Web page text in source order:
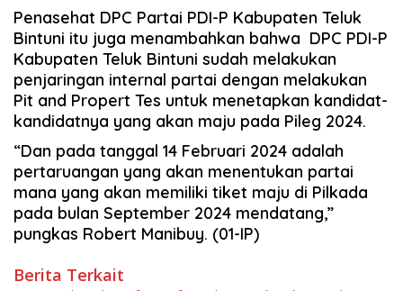
Penasehat DPC Partai PDI-P Kabupaten Teluk
Bintuni itu juga menambahkan bahwa DPC PDI-P
Kabupaten Teluk Bintuni sudah melakukan
penjaringan internal partai dengan melakukan
Pit and Propert Tes untuk menetapkan kandidat-
kandidatnya yang akan maju pada Pileg 2024.
“Dan pada tanggal 14 Februari 2024 adalah
pertaruangan yang akan menentukan partai
mana yang akan memiliki tiket maju di Pilkada
pada bulan September 2024 mendatang,”
pungkas Robert Manibuy. (01-IP)
Berita Terkait